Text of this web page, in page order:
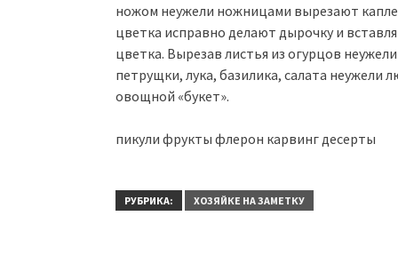
ножом неужели ножницами вырезают
цветка исправно делают дырочку и
цветка. Вырезав листья из огурцов
петрущки, лука, базилика, салата
овощной «букет».
пикули фрукты флерон карвинг десерты
РУБРИКА: ХОЗЯЙКЕ НА ЗАМЕТКУ